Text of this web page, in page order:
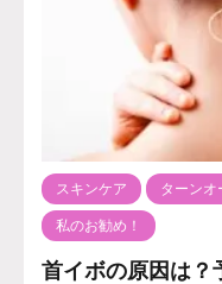
スキンケア ターンオ
私のお勧め！
首イボの原因は？